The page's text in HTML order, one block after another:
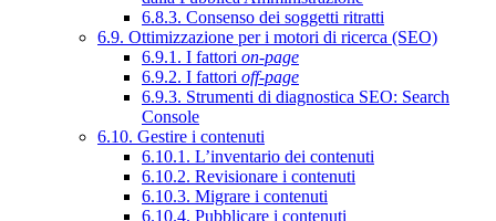
6.8.3. Consenso dei soggetti ritratti
6.9. Ottimizzazione per i motori di ricerca (SEO)
6.9.1. I fattori on-page
6.9.2. I fattori off-page
6.9.3. Strumenti di diagnostica SEO: Search
Console
6.10. Gestire i contenuti
6.10.1. L’inventario dei contenuti
6.10.2. Revisionare i contenuti
6.10.3. Migrare i contenuti
6.10.4. Pubblicare i contenuti